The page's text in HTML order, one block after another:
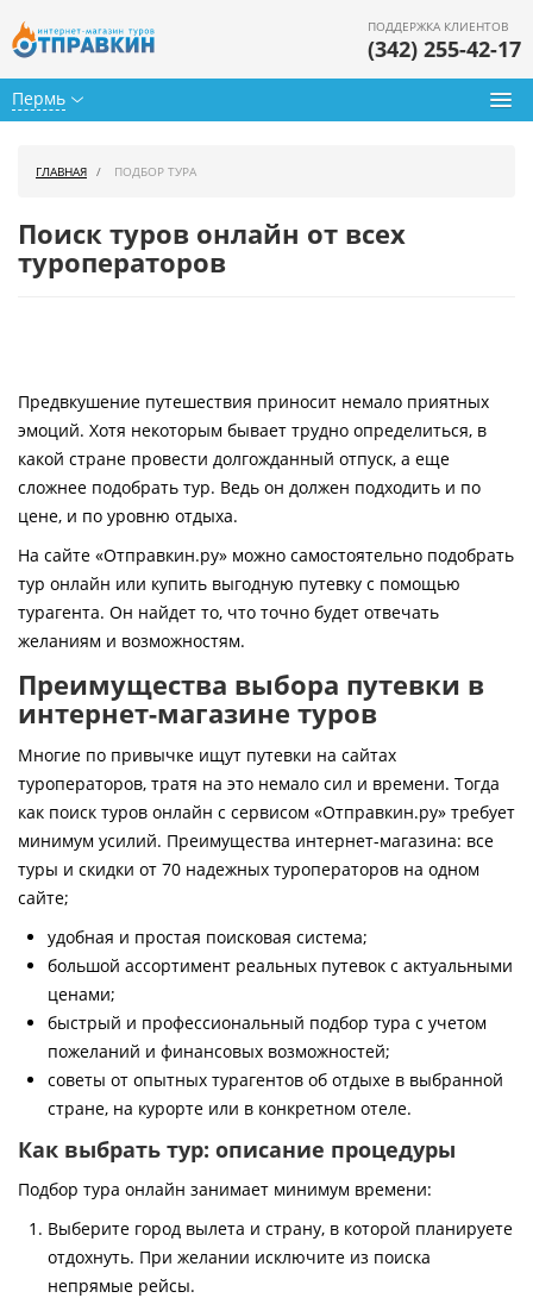
Пермь
ПОДДЕРЖКА КЛИЕНТОВ
(342) 255-42-17
Горящие туры
Страны
Как купить
Контакты
ГЛАВНАЯ ПОДБОР ТУРА
Поиск туров онлайн от всех
туроператоров
Предвкушение путешествия приносит немало приятных
эмоций. Хотя некоторым бывает трудно определиться, в
какой стране провести долгожданный отпуск, а еще
сложнее подобрать тур. Ведь он должен подходить и по
цене, и по уровню отдыха.
На сайте «Отправкин.ру» можно самостоятельно подобрать
тур онлайн или купить выгодную путевку с помощью
турагента. Он найдет то, что точно будет отвечать
желаниям и возможностям.
Преимущества выбора путевки в
интернет-магазине туров
Многие по привычке ищут путевки на сайтах
туроператоров, тратя на это немало сил и времени. Тогда
как поиск туров онлайн с сервисом «Отправкин.ру» требует
минимум усилий. Преимущества интернет-магазина: все
туры и скидки от 70 надежных туроператоров на одном
сайте;
удобная и простая поисковая система;
большой ассортимент реальных путевок с актуальными
ценами;
быстрый и профессиональный подбор тура с учетом
пожеланий и финансовых возможностей;
советы от опытных турагентов об отдыхе в выбранной
стране, на курорте или в конкретном отеле.
Как выбрать тур: описание процедуры
Подбор тура онлайн занимает минимум времени:
Выберите город вылета и страну, в которой планируете
отдохнуть. При желании исключите из поиска
непрямые рейсы.